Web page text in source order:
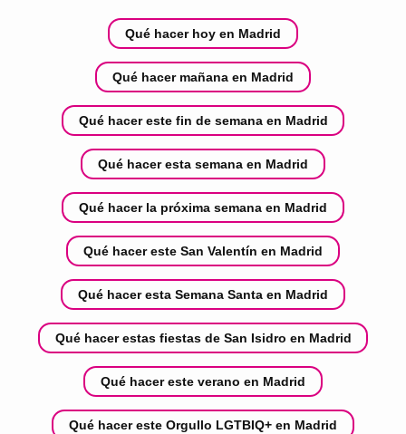
Qué hacer hoy en Madrid
Qué hacer mañana en Madrid
Qué hacer este fin de semana en Madrid
Qué hacer esta semana en Madrid
Qué hacer la próxima semana en Madrid
Qué hacer este San Valentín en Madrid
Qué hacer esta Semana Santa en Madrid
Qué hacer estas fiestas de San Isidro en Madrid
Qué hacer este verano en Madrid
Qué hacer este Orgullo LGTBIQ+ en Madrid